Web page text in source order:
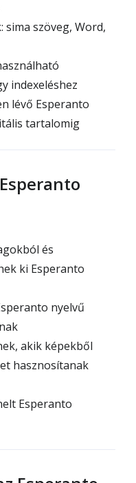
szöveg, Word,
indexeléshez
lévő Esperanto
tartalomig
és
ki Esperanto
nyelvű
akik képekből
hasznosítanak
Esperanto